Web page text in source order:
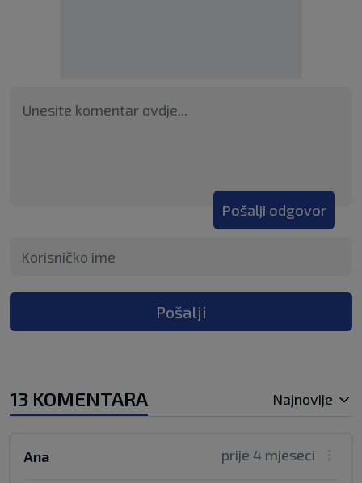
Pošalji odgovor
Pošalji
13 KOMENTARA Najnovije
prije 4 mjeseci
Ana